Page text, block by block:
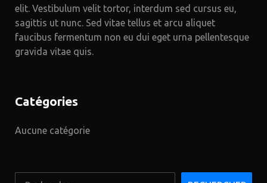
elit. Vestibulum velit tortor, interdum sed cursus eu,
sagittis ut nunc. Sed vitae tellus et arcu aliquet
faucibus fermentum non eu dui eget urna pellentesque
gravida vitae quis.
Catégories
Aucune catégorie